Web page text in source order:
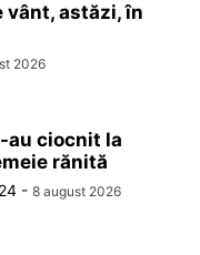
vânt, astăzi, în
2026
au ciocnit la
rănită
- 8 august 2026